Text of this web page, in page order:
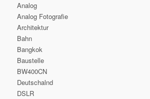
Analog
Analog Fotografie
Architektur
Bahn
Bangkok
Baustelle
BW400CN
Deutschalnd
DSLR